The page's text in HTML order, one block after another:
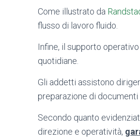
Come illustrato da
flusso di lavoro fluido.
Infine, il supporto
quotidiane.
Gli addetti assistono
preparazione di documenti
Secondo quanto
direzione e operatività,